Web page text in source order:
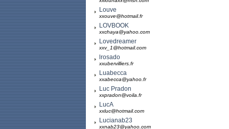
Louve
xxouve@hotmail.fr
LOVBOOK
xxchaya@yahoo.com
Lovedreamer
xxv_1@hotmail.com
lrosado
xxubervilliers.fr
Luabecca
xxabecca@yahoo.fr
Luc Pradon
xxpradon@voila.fr
LucA
xxluc@hotmail.com
Lucianab23
xxnab23@yahoo.com